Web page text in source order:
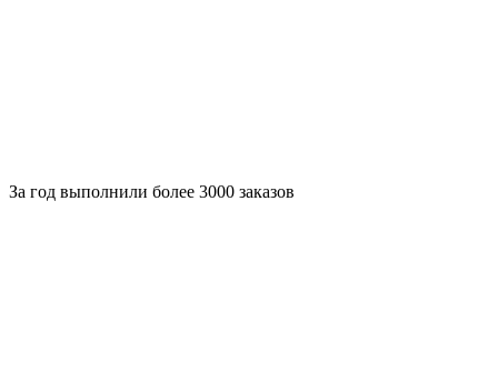
За год выполнили более 3000 заказов